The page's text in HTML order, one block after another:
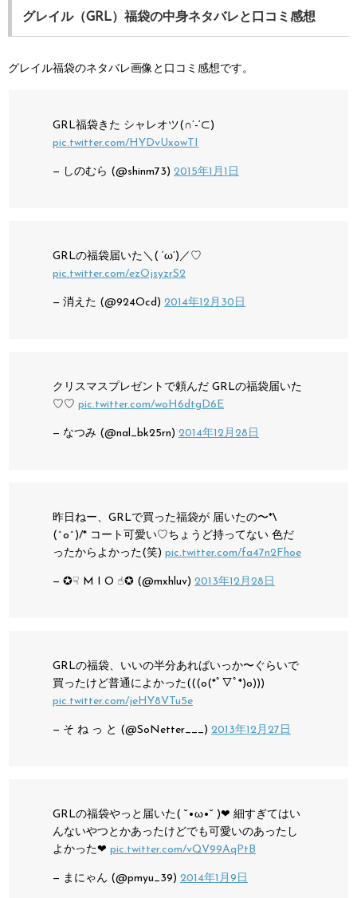
グレイル（GRL）福袋の中身ネタバレと口コミ感想
グレイル福袋のネタバレ画像と口コミ感想です。
GRL福袋きた シャレオツ(∩’-‘⊂)
pic.twitter.com/HYDvUxowTI
— しのむら (@shinm73) 2015年1月1日
GRLの福袋届いた＼( ‘ω’)／♡
pic.twitter.com/ezOjsyzrS2
— 消えた (@924Ocd) 2014年12月30日
クリスマスプレゼントで頼んだ GRLの福袋届いた
♡♡ pic.twitter.com/woH6dtgD6E
— なつみ (@nal_bk25rn) 2014年12月28日
昨日ねー、GRLで買った福袋が 届いたの〜*\
(^o^)/* コート可愛い♡ちょうど持ってない 色だ
ったからよかった(笑) pic.twitter.com/fa47n2Fhoe
— ✪☟ M I O ☝︎✪ (@mxhluv) 2013年12月28日
GRLの福袋、いいの半分あればいっか〜ぐらいで
買ったけど普通によかった(((o(*ﾟ▽ﾟ*)o)))
pic.twitter.com/jeHY8VTu5e
— そ ね っ と (@SoNetter___) 2013年12月27日
GRLの福袋やっと届いた( ˘•ω•˘ )❤︎ 細すぎてはい
んないやつとかあったけどでも可愛いのあったし
よかった❤︎ pic.twitter.com/vQV99AqPtB
— まにゃん (@pmyu_39) 2014年1月9日